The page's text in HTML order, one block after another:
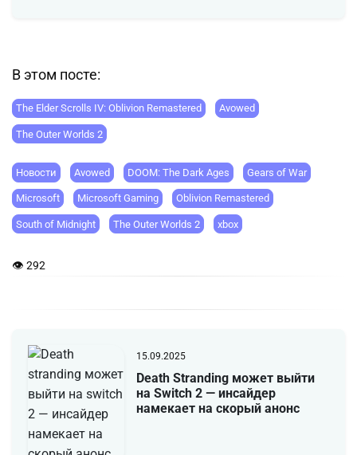
В этом посте:
The Elder Scrolls IV: Oblivion Remastered Avowed
The Outer Worlds 2
Новости Avowed DOOM: The Dark Ages Gears of War
Microsoft Microsoft Gaming Oblivion Remastered
South of Midnight The Outer Worlds 2 xbox
👁 292
15.09.2025
Death Stranding может выйти
на Switch 2 — инсайдер
намекает на скорый анонс